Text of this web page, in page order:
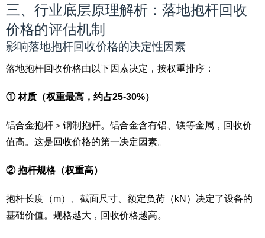
三、行业底层原理解析：落地抱杆回收
价格的评估机制
影响落地抱杆回收价格的决定性因素
落地抱杆回收价格由以下因素决定，按权重排序：
① 材质（权重最高，约占25-30%）
铝合金抱杆＞钢制抱杆。铝合金含有铝、镁等金属，回收价
值高。这是回收价格的第一决定因素。
② 抱杆规格（权重高）
抱杆长度（m）、截面尺寸、额定负荷（kN）决定了设备的
基础价值。规格越大，回收价格越高。